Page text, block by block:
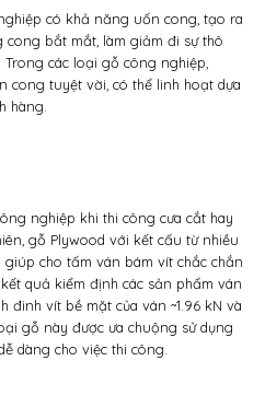
có khả năng uốn cong, tạo ra
bắt mắt, làm giảm đi sự thô
các loại gỗ công nghiệp,
cong tuyệt vời, có thể linh hoạt dựa
hàng.
nghiệp khi thi công cưa cắt hay
gỗ Plywood với kết cấu từ nhiều
cho tấm ván bám vít chắc chắn
quả kiểm định các sản phẩm ván
đinh vít bề mặt của ván ~1.96 kN và
gỗ này được ưa chuộng sử dụng
dàng cho việc thi công.